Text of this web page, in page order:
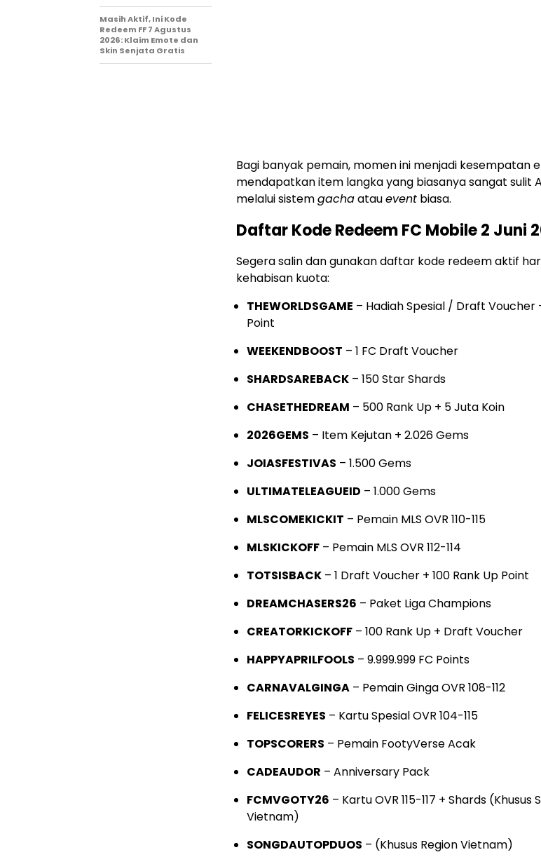
Bagi banyak pemain, momen ini menjadi kesempatan
mendapatkan item langka yang biasanya sangat sulit
melalui sistemgachaatauevent biasa.
Daftar Kode Redeem FC Mobile 2 Juni
Segera salin dan gunakan daftar kode redeem aktif
kehabisan kuota:
THEWORLDSGAME – Hadiah Spesial / Draft Voucher
Point
WEEKENDBOOST – 1 FC Draft Voucher
SHARDSAREBACK – 150 Star Shards
CHASETHEDREAM – 500 Rank Up + 5 Juta Koin
2026GEMS – Item Kejutan + 2.026 Gems
JOIASFESTIVAS – 1.500 Gems
ULTIMATELEAGUEID – 1.000 Gems
MLSCOMEKICKIT – Pemain MLS OVR 110-115
MLSKICKOFF – Pemain MLS OVR 112-114
TOTSISBACK – 1 Draft Voucher + 100 Rank Up Point
DREAMCHASERS26 – Paket Liga Champions
CREATORKICKOFF – 100 Rank Up + Draft Voucher
HAPPYAPRILFOOLS – 9.999.999 FC Points
CARNAVALGINGA – Pemain Ginga OVR 108-112
FELICESREYES – Kartu Spesial OVR 104-115
TOPSCORERS – Pemain FootyVerse Acak
CADEAUDOR – Anniversary Pack
FCMVGOTY26 – Kartu OVR 115-117 + Shards (Khusus
Vietnam)
SONGDAUTOPDUOS – (Khusus Region Vietnam)
Masih Aktif, Ini Kode
Redeem FF 7 Agustus
2026: Klaim Emote dan
Skin Senjata Gratis